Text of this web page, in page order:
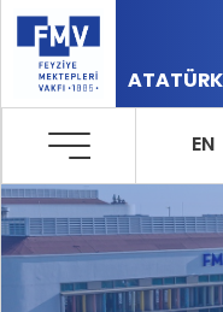
ATATÜRK
EN